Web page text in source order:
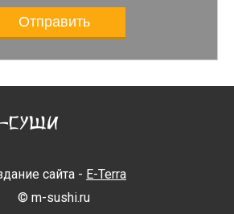
сайта - E-Terra
© m-sushi.ru